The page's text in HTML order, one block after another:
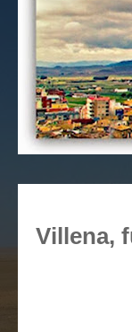
Villena,